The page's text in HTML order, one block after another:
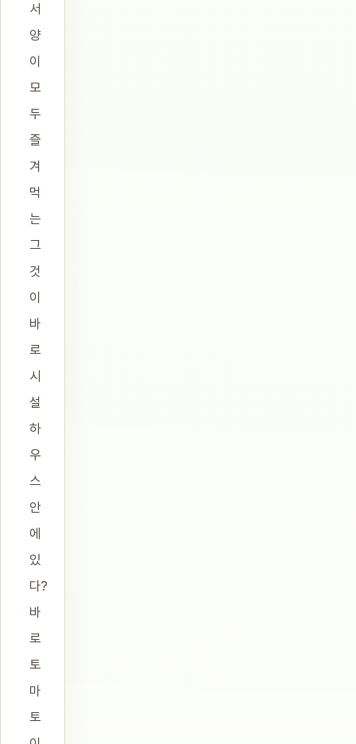
서
양
이
모
두
즐
겨
먹
는
그
것
이
바
로
시
설
하
우
스
안
에
있
다?
바
로
토
마
토